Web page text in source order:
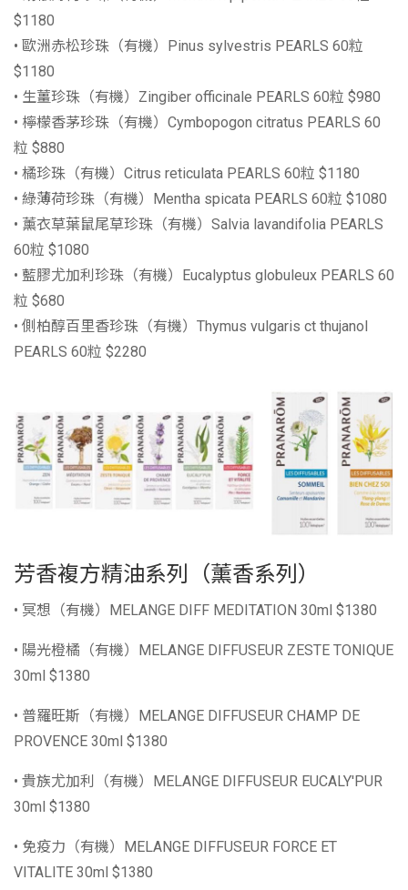
$1180
• 歐洲赤松珍珠（有機）Pinus sylvestris PEARLS 60粒
$1180
• 生薑珍珠（有機）Zingiber officinale PEARLS 60粒 $980
• 檸檬香茅珍珠（有機）Cymbopogon citratus PEARLS 60
粒 $880
• 橘珍珠（有機）Citrus reticulata PEARLS 60粒 $1180
• 綠薄荷珍珠（有機）Mentha spicata PEARLS 60粒 $1080
• 薰衣草葉鼠尾草珍珠（有機）Salvia lavandifolia PEARLS
60粒 $1080
• 藍膠尤加利珍珠（有機）Eucalyptus globuleux PEARLS 60
粒 $680
• 側柏醇百里香珍珠（有機）Thymus vulgaris ct thujanol
PEARLS 60粒 $2280
芳香複方精油系列（薰香系列）
• 冥想（有機）MELANGE DIFF MEDITATION 30ml $1380
• 陽光橙橘（有機）MELANGE DIFFUSEUR ZESTE TONIQUE
30ml $1380
• 普羅旺斯（有機）MELANGE DIFFUSEUR CHAMP DE
PROVENCE 30ml $1380
• 貴族尤加利（有機）MELANGE DIFFUSEUR EUCALY'PUR
30ml $1380
• 免疫力（有機）MELANGE DIFFUSEUR FORCE ET
VITALITE 30ml $1380